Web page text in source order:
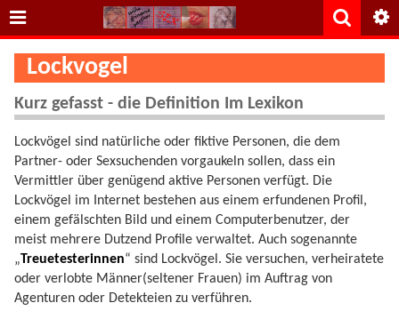
Lockvogel
Kurz gefasst - die Definition Im Lexikon
Lockvögel sind natürliche oder fiktive Personen, die dem
Partner- oder Sexsuchenden vorgaukeln sollen, dass ein
Vermittler über genügend aktive Personen verfügt. Die
Lockvögel im Internet bestehen aus einem erfundenen Profil,
einem gefälschten Bild und einem Computerbenutzer, der
meist mehrere Dutzend Profile verwaltet. Auch sogenannte
„Treuetesterinnen“ sind Lockvögel. Sie versuchen, verheiratete
oder verlobte Männer(seltener Frauen) im Auftrag von
Agenturen oder Detekteien zu verführen.